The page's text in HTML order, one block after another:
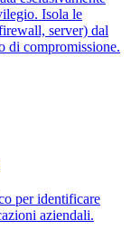
Isola le
server) dal
di compromissione.
per identificare
aziendali.